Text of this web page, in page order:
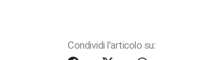
Condividi l'articolo su: